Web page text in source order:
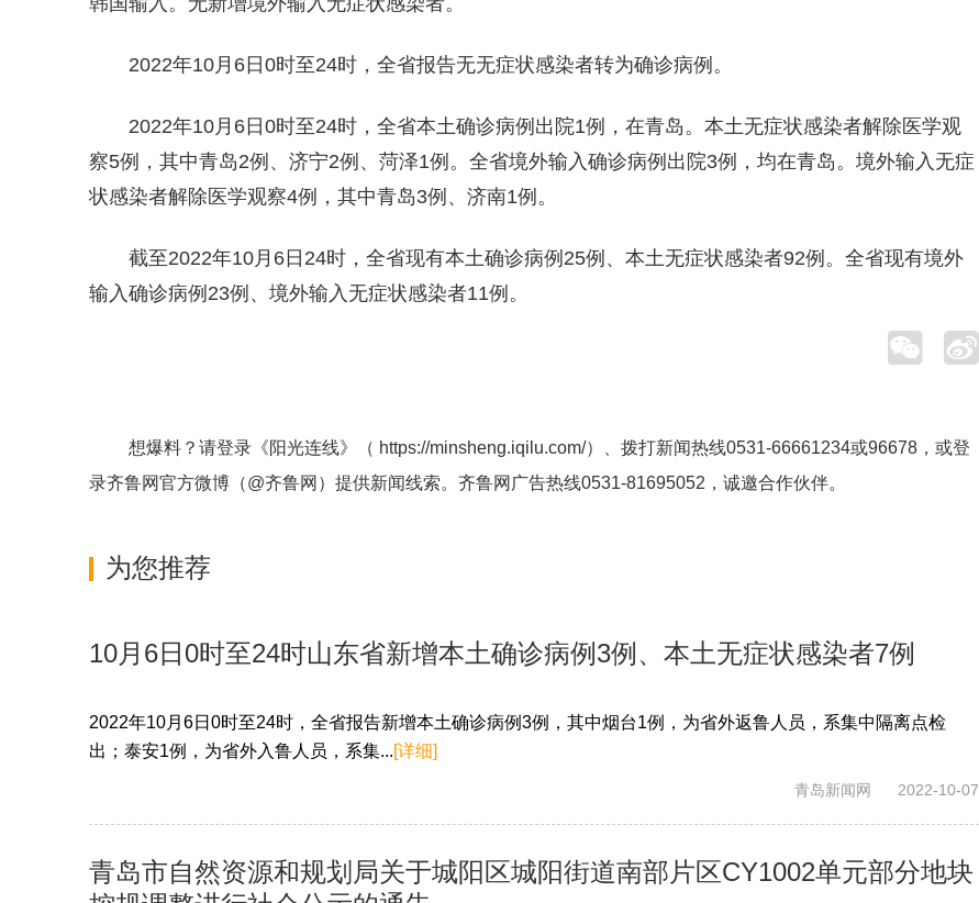
2022年10月6日0时至24时，全省报告无无症状感染者转为确诊病例。
2022年10月6日0时至24时，全省本土确诊病例出院1例，在青岛。本土无症状感染者解除医学观
察5例，其中青岛2例、济宁2例、菏泽1例。全省境外输入确诊病例出院3例，均在青岛。境外输入无症
状感染者解除医学观察4例，其中青岛3例、济南1例。
截至2022年10月6日24时，全省现有本土确诊病例25例、本土无症状感染者92例。全省现有境外
输入确诊病例23例、境外输入无症状感染者11例。
想爆料？请登录《阳光连线》（ https://minsheng.iqilu.com/）、拨打新闻热线0531-66661234或96678，或登
录齐鲁网官方微博（@齐鲁网 ）提供新闻线索。齐鲁网广告热线0531-81695052 ，诚邀合作伙伴。
为您推荐
10月6日0时至24时山东省新增本土确诊病例3例、本土无症状感染者7例
2022年10月6日0时至24时，全省报告新增本土确诊病例3例，其中烟台1例，为省外返鲁人员，系集中隔离点检
出；泰安1例，为省外入鲁人员，系集...[详细]
青岛新闻网 2022-10-07
青岛市自然资源和规划局关于城阳区城阳街道南部片区CY1002单元部分地块